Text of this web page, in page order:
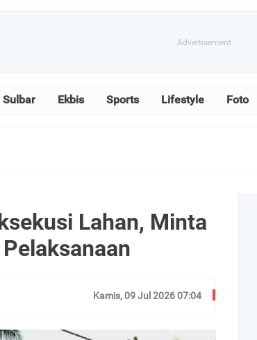
Sulbar Ekbis Sports Lifestyle Foto
Lahan, Minta
Kamis, 09 Jul 2026 07:04